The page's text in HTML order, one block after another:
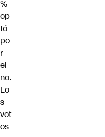
%
op
tó
po
r
el
no.
Lo
s
vot
os